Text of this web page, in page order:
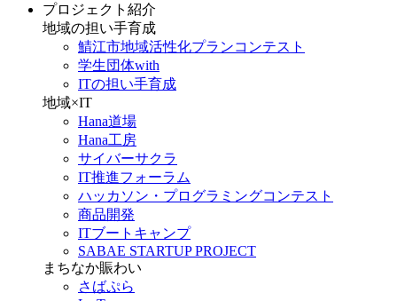
プロジェクト紹介
地域の担い手育成
鯖江市地域活性化プランコンテスト
学生団体with
ITの担い手育成
地域×IT
Hana道場
Hana工房
サイバーサクラ
IT推進フォーラム
ハッカソン・プログラミングコンテスト
商品開発
ITブートキャンプ
SABAE STARTUP PROJECT
まちなか賑わい
さばぷら